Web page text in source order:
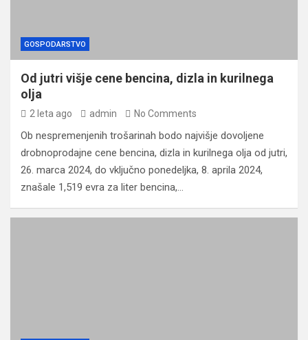
GOSPODARSTVO
Od jutri višje cene bencina, dizla in kurilnega
olja
2 leta ago admin No Comments
Ob nespremenjenih trošarinah bodo najvišje dovoljene
drobnoprodajne cene bencina, dizla in kurilnega olja od jutri,
26. marca 2024, do vključno ponedeljka, 8. aprila 2024,
znašale 1,519 evra za liter bencina,…